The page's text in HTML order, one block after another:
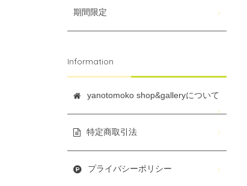
期間限定
Information
yanotomoko shop&galleryについて
特定商取引法
プライバシーポリシー